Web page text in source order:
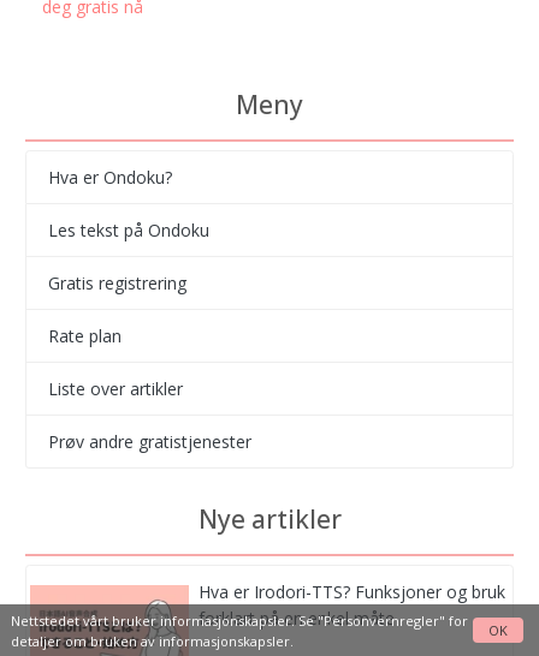
deg gratis nå
Meny
Hva er Ondoku?
Les tekst på Ondoku
Gratis registrering
Rate plan
Liste over artikler
Prøv andre gratistjenester
Nye artikler
Hva er Irodori-TTS? Funksjoner og bruk
forklart på en enkel måte
Nettstedet vårt bruker informasjonskapsler. Se"Personvernregler" for
detaljer om bruken av informasjonskapsler.
OK